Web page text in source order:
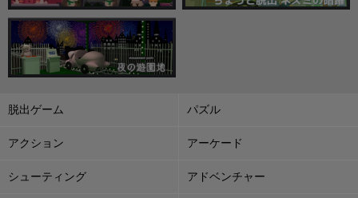
脱出ゲーム パズル
アクション アーケード
シューティング アドベンチャー